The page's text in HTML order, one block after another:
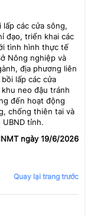
các cửa sông,
đạo, triển khai các
tình hình thực tế
Nông nghiệp và
địa phương liên
lấp các cửa
neo đậu tránh
đến hoạt động
chống thiên tai và
tỉnh.
ngày 19/6/2026
Quay lại trang trước